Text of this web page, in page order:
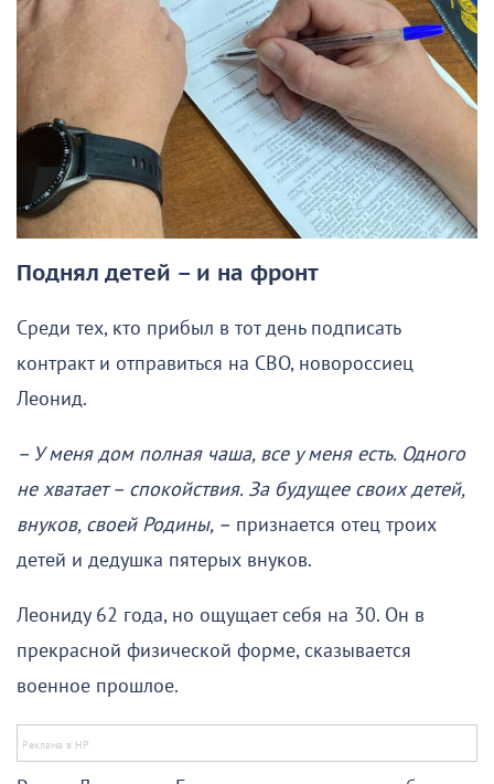
Поднял детей – и на фронт
Среди тех, кто прибыл в тот день подписать
контракт и отправиться на СВО, новороссиец
Леонид.
– У меня дом полная чаша, все у меня есть. Одного
не хватает – спокойствия. За будущее своих детей,
внуков, своей Родины, – признается отец троих
детей и дедушка пятерых внуков.
Леониду 62 года, но ощущает себя на 30. Он в
прекрасной физической форме, сказывается
военное прошлое.